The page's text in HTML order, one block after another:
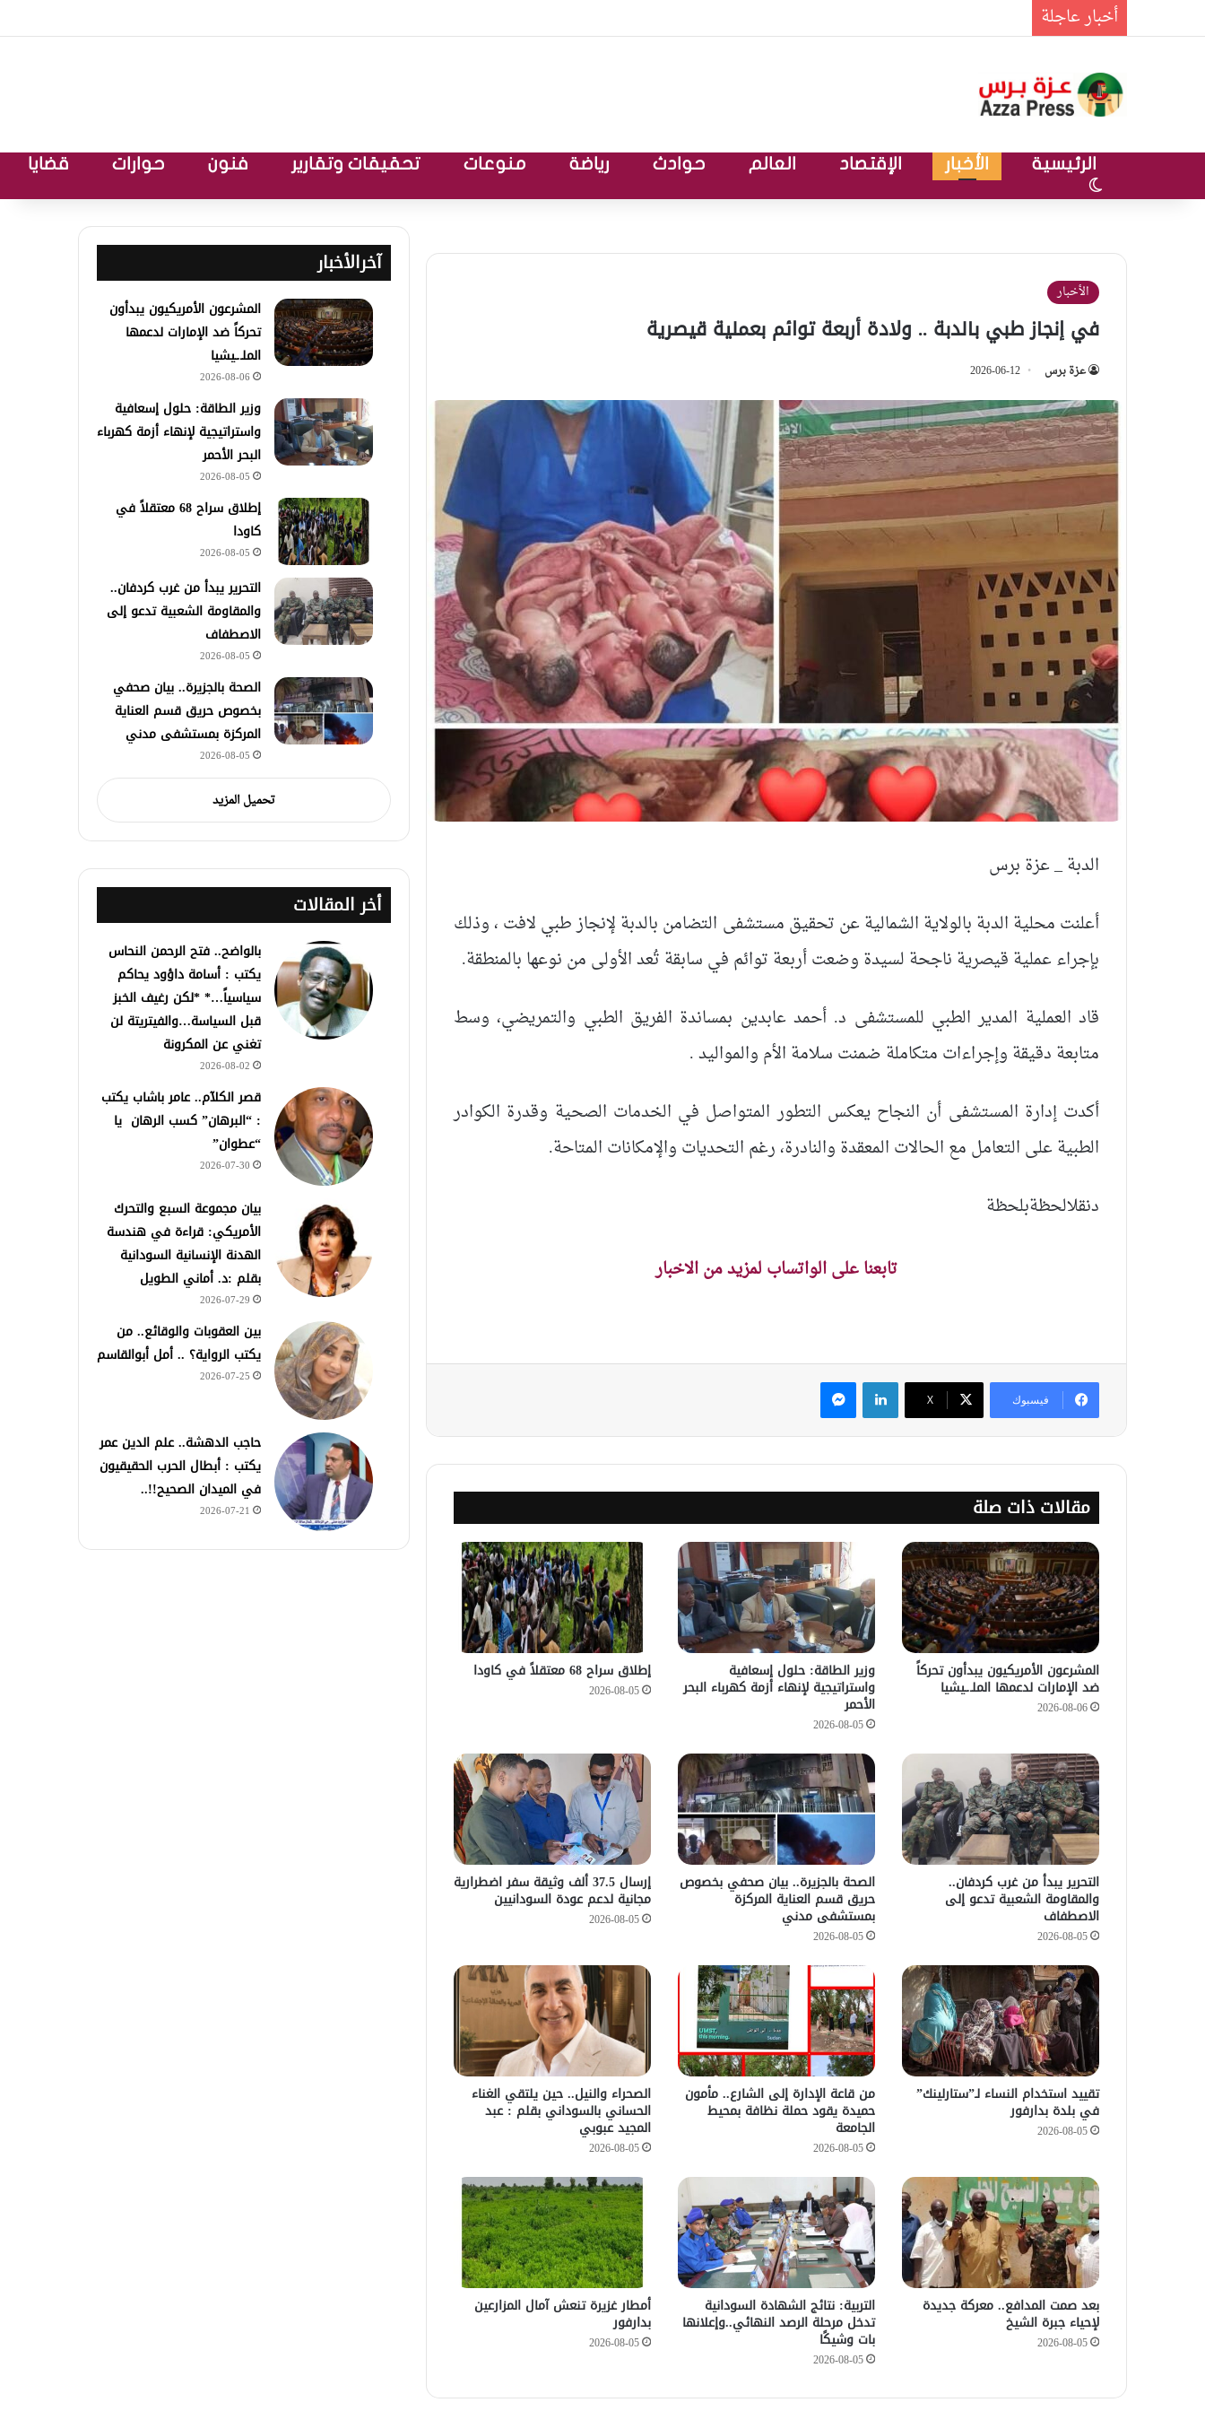
أخبار عاجلة
الرئيسية الأخبار الإقتصاد العالم حوادث رياضة منوعات تحقيقات وتقارير فنون حوارات قضايا
الوضع المظلم
الأخبار
في إنجاز طبي بالدبة .. ولادة أربعة توائم بعملية قيصرية
عزة برس 2026-06-12
الدبة _ عزة برس
أعلنت محلية الدبة بالولاية الشمالية عن تحقيق مستشفى التضامن بالدبة لإنجاز طبي لافت ، وذلك
بإجراء عملية قيصرية ناجحة لسيدة وضعت أربعة توائم في سابقة تُعد الأولى من نوعها بالمنطقة.
قاد العملية المدير الطبي للمستشفى د. أحمد عابدين بمساندة الفريق الطبي والتمريضي، وسط
متابعة دقيقة وإجراءات متكاملة ضمنت سلامة الأم والمواليد .
أكدت إدارة المستشفى أن النجاح يعكس التطور المتواصل في الخدمات الصحية وقدرة الكوادر
الطبية على التعامل مع الحالات المعقدة والنادرة، رغم التحديات والإمكانات المتاحة.
دنقلالحظةبلحظة
تابعنا على الواتساب لمزيد من الاخبار
فيسبوك ‫X
لينكدإن ماسنجر
مقالات ذات صلة
المشرعون الأمريكيون يبدأون تحركاً
ضد الإمارات لدعمها الملـ.ـيشيا
2026-08-06
وزير الطاقة: حلول إسعافية
واستراتيجية لإنهاء أزمة كهرباء البحر
الأحمر
2026-08-05
إطلاق سراح 68 معتقلاً في كاودا
2026-08-05
التحرير يبدأ من غرب كردفان..
والمقاومة الشعبية تدعو إلى
الاصطفاف
2026-08-05
الصحة بالجزيرة.. بيان صحفي بخصوص
حريق قسم العناية المركزة
بمستشفى مدني
2026-08-05
إرسال 37.5 ألف وثيقة سفر اضطرارية
مجانية لدعم عودة السودانيين
2026-08-05
تقييد استخدام النساء لـ”ستارلينك”
في بلدة بدارفور
2026-08-05
من قاعة الإدارة إلى الشارع.. مأمون
حميدة يقود حملة نظافة بمحيط
الجامعة
2026-08-05
الصحراء والنيل.. حين يلتقي الغناء
الحساني بالسوداني بقلم : عبد
المجيد عبوبي
2026-08-05
بعد صمت المدافع.. معركة جديدة
لإحياء جبرة الشيخ
2026-08-05
التربية: نتائج الشهادة السودانية
تدخل مرحلة الرصد النهائي..وإعلانها
بات وشيكًا
2026-08-05
أمطار غزيرة تنعش آمال المزارعين
بدارفور
2026-08-05
آخرالأخبار
المشرعون الأمريكيون يبدأون
تحركاً ضد الإمارات لدعمها
الملـ.ـيشيا
2026-08-06
وزير الطاقة: حلول إسعافية
واستراتيجية لإنهاء أزمة كهرباء
البحر الأحمر
2026-08-05
إطلاق سراح 68 معتقلاً في
كاودا
2026-08-05
التحرير يبدأ من غرب كردفان..
والمقاومة الشعبية تدعو إلى
الاصطفاف
2026-08-05
الصحة بالجزيرة.. بيان صحفي
بخصوص حريق قسم العناية
المركزة بمستشفى مدني
2026-08-05
تحميل المزيد
أخر المقالات
بالواضح.. فتح الرحمن النحاس
يكتب : أسامة داؤود يحاكم
سياسياً…* *لكن رغيف الخبز
قبل السياسة…والفيتريتة لن
تغني عن المكرونة
2026-08-02
قصر الكلآم.. عامر باشاب يكتب
: “البرهان” كسب الرهان يا
“عطوان”
2026-07-30
بيان مجموعة السبع والتحرك
الأمريكي: قراءة في هندسة
الهدنة الإنسانية السودانية
بقلم :د. أماني الطويل
2026-07-29
بين العقوبات والوقائع.. من
يكتب الرواية؟ .. أمل أبوالقاسم
2026-07-25
حاجب الدهشة.. علم الدين عمر
يكتب : أبطال الحرب الحقيقيون
في الميدان الصحيح!!..
2026-07-21